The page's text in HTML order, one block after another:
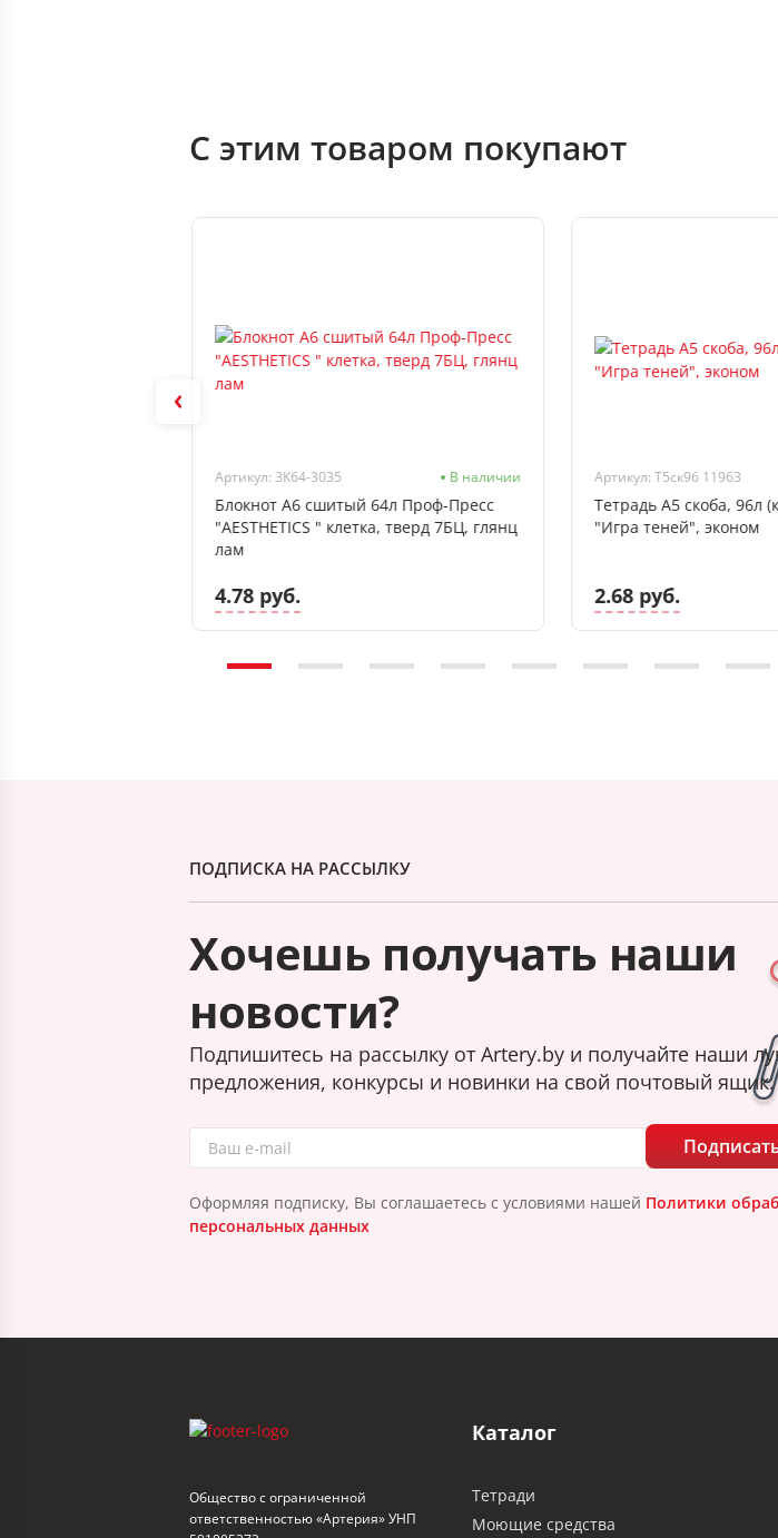
С этим товаром покупают
Артикул: ЗК64-3035 В наличии
Блокнот А6 сшитый 64л Проф-Пресс
"AESTHETICS " клетка, тверд 7БЦ, глянц
лам
4.78 руб.
Артикул: Т5ск96 11963
Тетрадь А5 скоба, 96л
"Игра теней", эконом
2.68 руб.
ПОДПИСКА НА РАССЫЛКУ
Хочешь получать наши
новости?
Подпишитесь на рассылку от Artery.by и получайте наши
предложения, конкурсы и новинки на свой почтовый ящик.
Оформляя подписку, Вы соглашаетесь с условиями нашей Политики
персональных данных
Общество с ограниченной
ответственностью «Артерия» УНП
Каталог
Тетради
Моющие средства